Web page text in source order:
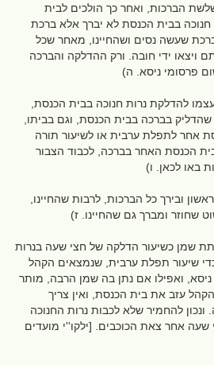
הברכות, ואחר כך הולכים לבית
בבית הכנסת לא יברך אלא ברכת
שעשה נסים ושהחיינו, מאחר שכל
ויצאו ידי חובה. ורק ההדלקה והברכה
פרסומי ניסא. ה)
להדלקת נרות חנוכה בבית הכנסת,
בברכה בבית הכנסת, וגם בביתו,
אחר לתפלת ערבית או לשיעור תורה
הכנסת האחר בברכה, לכבוד הצבור
באו לכאן. ו)
ובירך כל הברכות, לרבות שהחיינו,
שחוזר ומברך גם שהחיינו. ז)
שמן כשיעור הדלקה של חצי שעה בנרות
שיעור תפלת ערבית, שנמצאים הקהל
ואפילו אם נתן בה שמן הרבה, מותר
עזב את בית הכנסת, ואין צריך
להחמיר שלא לכבות נרות החנוכה
אחר צאת הכוכבים. [ילקו''י מועדים